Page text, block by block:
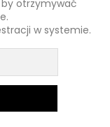
by otrzymywać
w systemie.